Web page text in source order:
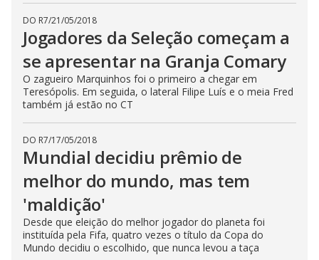
DO R7/21/05/2018
Jogadores da Seleção começam a
se apresentar na Granja Comary
O zagueiro Marquinhos foi o primeiro a chegar em
Teresópolis. Em seguida, o lateral Filipe Luís e o meia Fred
também já estão no CT
DO R7/17/05/2018
Mundial decidiu prêmio de
melhor do mundo, mas tem
'maldição'
Desde que eleição do melhor jogador do planeta foi
instituída pela Fifa, quatro vezes o título da Copa do
Mundo decidiu o escolhido, que nunca levou a taça